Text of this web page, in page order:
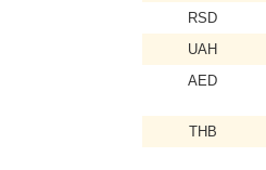
RSD
UAH
AED
THB